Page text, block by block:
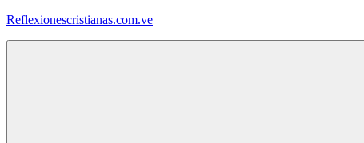
Saltar
Reflexionescristianas.com.ve